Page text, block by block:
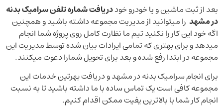
بعد از ثبت ماشین و یا خودرو خوددریافت شماره تلفن سرامیک بدنه
در مشهد را میتوانید از مدیریت مجموعه داشته باشید و همچنین
اگه خود این کار را نکنید تیم ما نظارت کامل روی پروژه شما انجام
میدهد و برای بهتری که تمامی ایرادات بیان شده توسط مدیریت این
مجموعه در ابتدا رفع شده و بعد برای تحویل شمارا دعوت میکنند.
برای انجام سرامیک بدنه در مشهد و دریافت بهرتین خدمات این
مجموعه کافی است یک تماس ساده با ما داشته باشید تا به نسبت
انجام کار شما با بالاترین یفیت ممکن اقدام کنیم.